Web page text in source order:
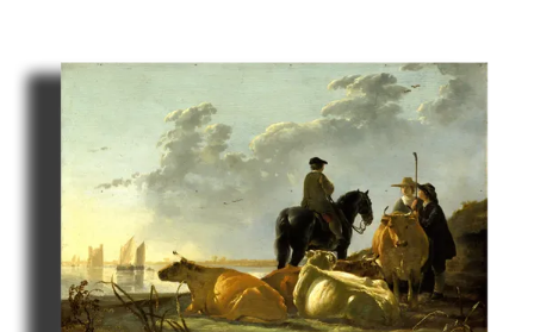
Айвазовский Иван
Альфред Валберг
Александр Иванов
Андре Дерен
Анри Матисс
Бернардо Беллотто
Валентин Серов
Ван Гог